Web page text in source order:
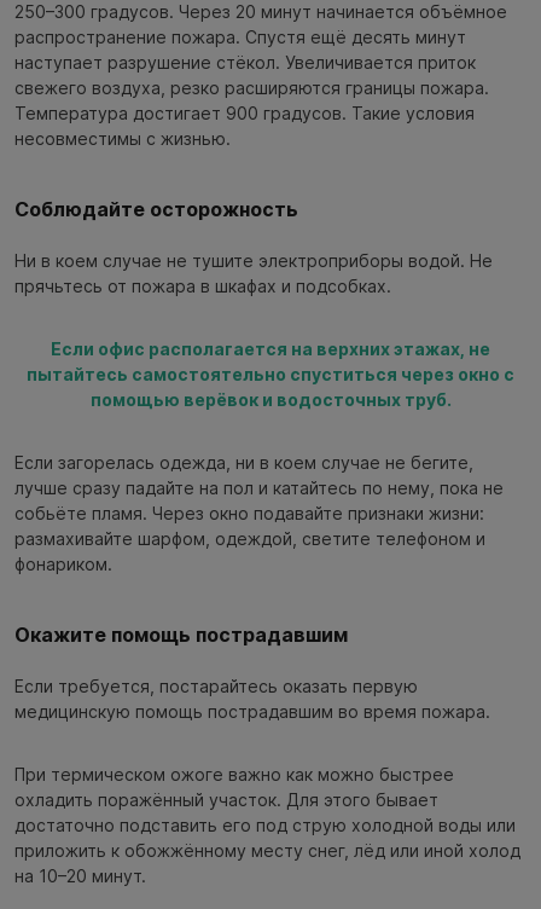
250–300 градусов. Через 20 минут начинается объёмное
распространение пожара. Спустя ещё десять минут
наступает разрушение стёкол. Увеличивается приток
свежего воздуха, резко расширяются границы пожара.
Температура достигает 900 градусов. Такие условия
несовместимы с жизнью.
Соблюдайте осторожность
Ни в коем случае не тушите электроприборы водой. Не
прячьтесь от пожара в шкафах и подсобках.
Если офис располагается на верхних этажах, не
пытайтесь самостоятельно спуститься через окно с
помощью верёвок и водосточных труб.
Если загорелась одежда, ни в коем случае не бегите,
лучше сразу падайте на пол и катайтесь по нему, пока не
собьёте пламя. Через окно подавайте признаки жизни:
размахивайте шарфом, одеждой, светите телефоном и
фонариком.
Окажите помощь пострадавшим
Если требуется, постарайтесь оказать первую
медицинскую помощь пострадавшим во время пожара.
При термическом ожоге важно как можно быстрее
охладить поражённый участок. Для этого бывает
достаточно подставить его под струю холодной воды или
приложить к обожжённому месту снег, лёд или иной холод
на 10–20 минут.